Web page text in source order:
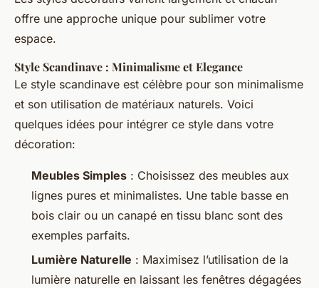
offre une approche unique pour sublimer votre
espace.
Style Scandinave : Minimalisme et Elegance
Le style scandinave est célèbre pour son minimalisme
et son utilisation de matériaux naturels. Voici
quelques idées pour intégrer ce style dans votre
décoration:
Meubles Simples : Choisissez des meubles aux
lignes pures et minimalistes. Une table basse en
bois clair ou un canapé en tissu blanc sont des
exemples parfaits.
Lumière Naturelle : Maximisez l’utilisation de la
lumière naturelle en laissant les fenêtres dégagées